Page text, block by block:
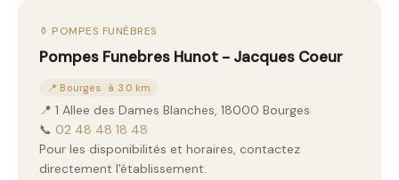
⚱️ POMPES FUNÈBRES
Pompes Funebres Hunot - Jacques Coeur
📍 Bourges · à 3.0 km
📍 1 Allee des Dames Blanches, 18000 Bourges
📞 02 48 48 18 48
Pour les disponibilités et horaires, contactez
directement l'établissement.